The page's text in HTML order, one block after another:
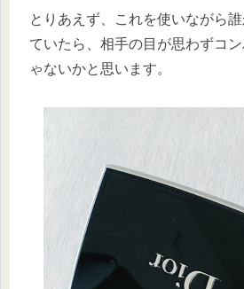
とりあえず、これを使いながら
ていたら、相手の目が思わずコ
ゃないかと思います。